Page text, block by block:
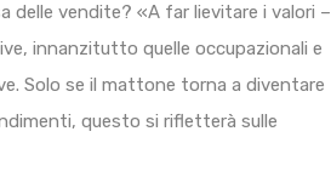
delle vendite? «A far lievitare i valori –
innanzitutto quelle occupazionali e
Solo se il mattone torna a diventare
questo si rifletterà sulle